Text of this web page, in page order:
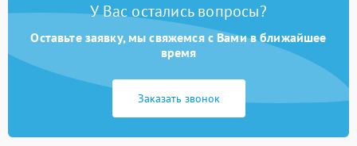
У Вас остались вопросы?
Оставьте заявку, мы свяжемся с Вами в ближайшее
время
Заказать звонок